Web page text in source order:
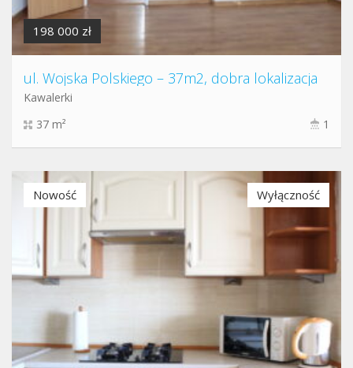
198 000 zł
ul. Wojska Polskiego – 37m2, dobra lokalizacja
Kawalerki
37 m²
1
Nowość Wyłączność